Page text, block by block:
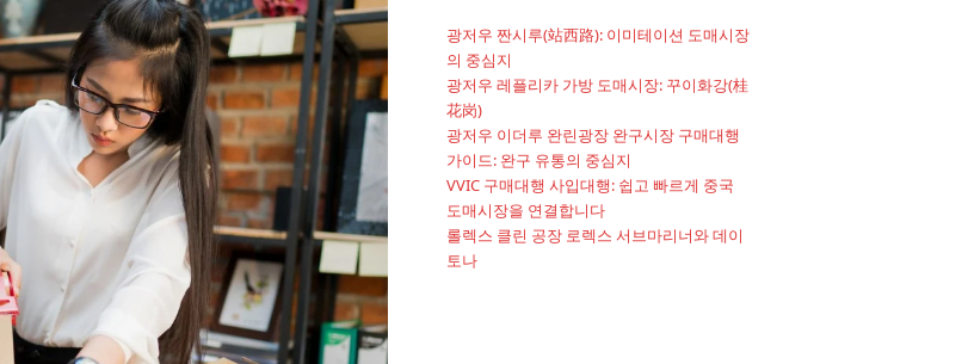
광저우 짠시루(站西路): 이미테이션 도매시장
의 중심지
광저우 레플리카 가방 도매시장: 꾸이화강(桂
花岗)
광저우 이더루 완린광장 완구시장 구매대행
가이드: 완구 유통의 중심지
VVIC 구매대행 사입대행: 쉽고 빠르게 중국
도매시장을 연결합니다
롤렉스 클린 공장 로렉스 서브마리너와 데이
토나